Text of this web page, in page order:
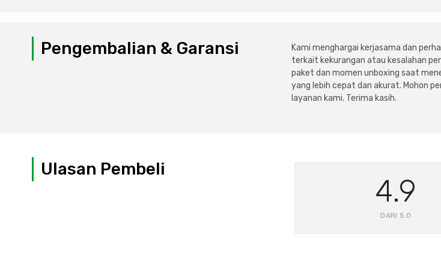
Pengembalian & Garansi
Kami menghargai kerjasama dan
terkait kekurangan atau kesalahan
paket dan momen unboxing saat
yang lebih cepat dan akurat. Mohon
layanan kami. Terima kasih.
Ulasan Pembeli
4.9
DARI 5.0